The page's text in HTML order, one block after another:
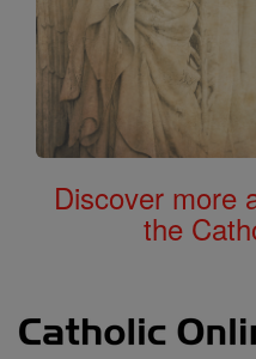
Discover more
the